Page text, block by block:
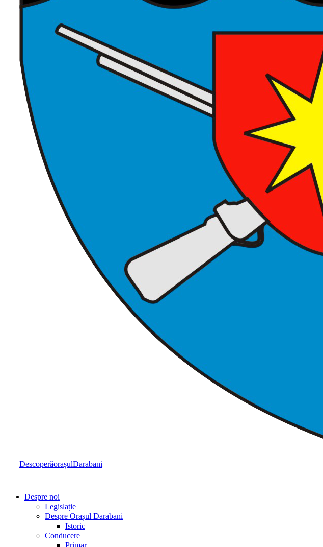
DescoperăorașulDarabani
Despre noi
Legislație
Despre Orașul Darabani
Istoric
Conducere
Primar